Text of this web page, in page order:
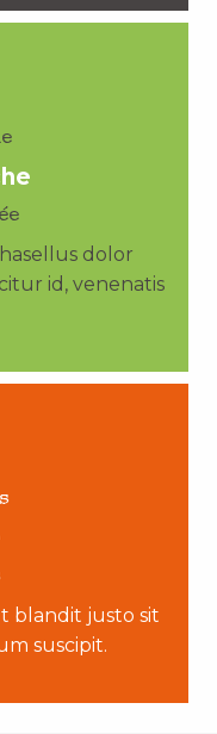
dolor
id, venenatis
blandit justo sit
suscipit.